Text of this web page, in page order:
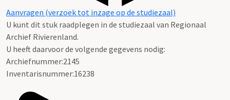
Aanvragen (verzoek tot inzage op de studiezaal)
U kunt dit stuk raadplegen in de studiezaal van Regionaal
Archief Rivierenland.
U heeft daarvoor de volgende gegevens nodig:
Archiefnummer:2145
Inventarisnummer:16238